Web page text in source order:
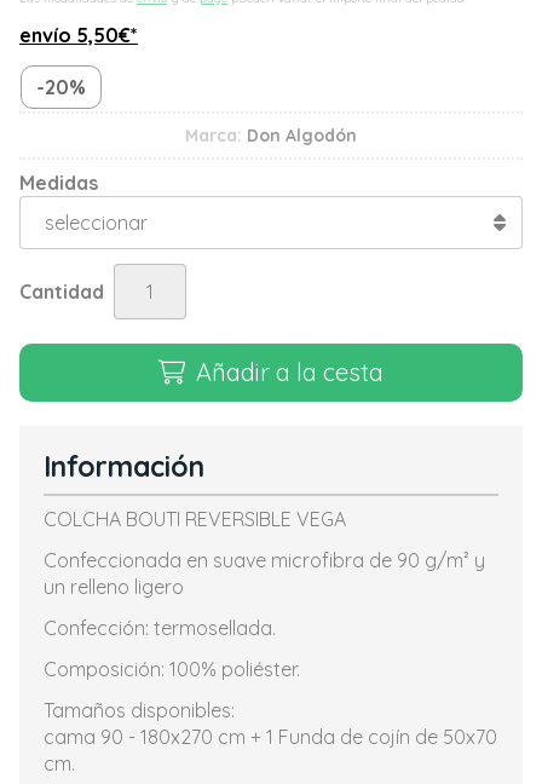
envío 5,50€*
-20%
Marca: Don Algodón
Medidas
Cantidad
Añadir a la cesta
Información
COLCHA BOUTI REVERSIBLE VEGA
Confeccionada en suave microfibra de 90 g/m² y
un relleno ligero
Confección: termosellada.
Composición: 100% poliéster.
Tamaños disponibles:
cama 90 - 180x270 cm + 1 Funda de cojín de 50x70
cm.